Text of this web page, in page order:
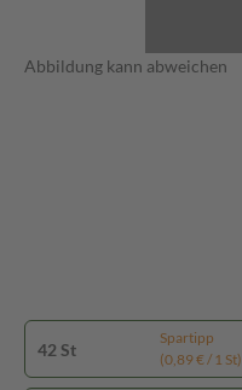
Abbildung kann abweichen
42 St
Spartipp
(0,89 € / 1 St)